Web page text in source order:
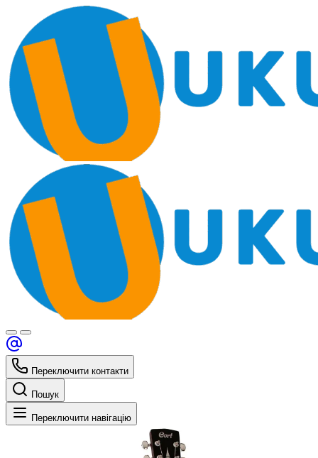
Переключити контакти
Пошук
Переключити навігацію